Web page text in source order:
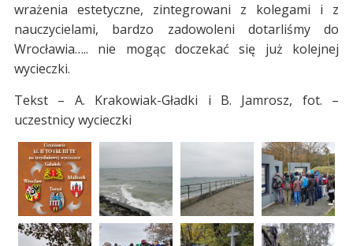
wrażenia estetyczne, zintegrowani z kolegami i z
nauczycielami, bardzo zadowoleni dotarliśmy do
Wrocławia….. nie mogąc doczekać się już kolejnej
wycieczki.
Tekst – A. Krakowiak-Gładki i B. Jamrosz, fot. –
uczestnicy wycieczki